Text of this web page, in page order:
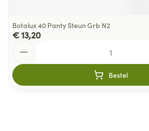
Botalux 40 Panty Steun Grb N2
€ 13,20
Bestel